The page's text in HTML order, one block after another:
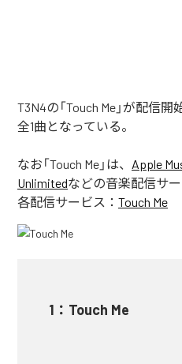
T3N4の「Touch Me」が配信
全1曲となっている。
なお「Touch Me 」は、 Apple
Unlimitedなどの音楽配信サ
各配信サービス： Touch Me
1 ： Touch Me